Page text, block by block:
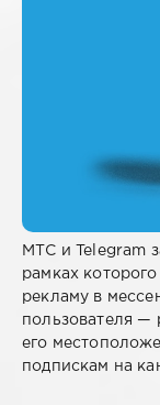
МТС и Telegram
рамках
рекламу в
пользователя —
его
подпискам на